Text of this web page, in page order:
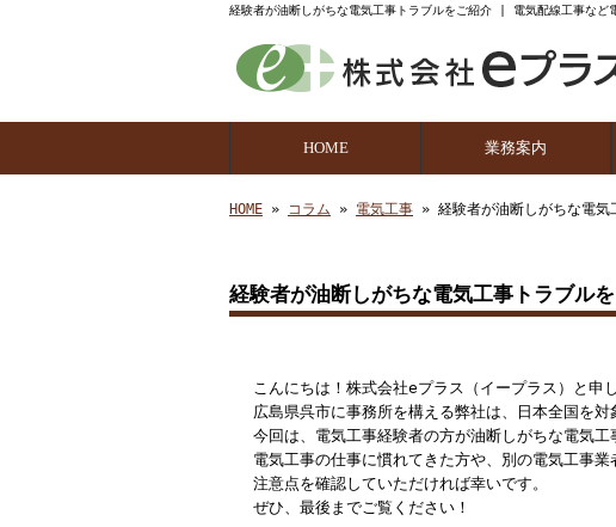
経験者が油断しがちな電気工事トラブルをご紹介 | 電気配線工事な
HOME 業務案内
業務の流れ
HOME » コラム » 電気工事 » 経験者が油断しがちな電気
経験者が油断しがちな電気工事トラブル
こんにちは！株式会社eプラス（イープラス）と申
広島県呉市に事務所を構える弊社は、日本全国を
今回は、電気工事経験者の方が油断しがちな電気工
電気工事の仕事に慣れてきた方や、別の電気工事
注意点を確認していただければ幸いです。
ぜひ、最後までご覧ください！